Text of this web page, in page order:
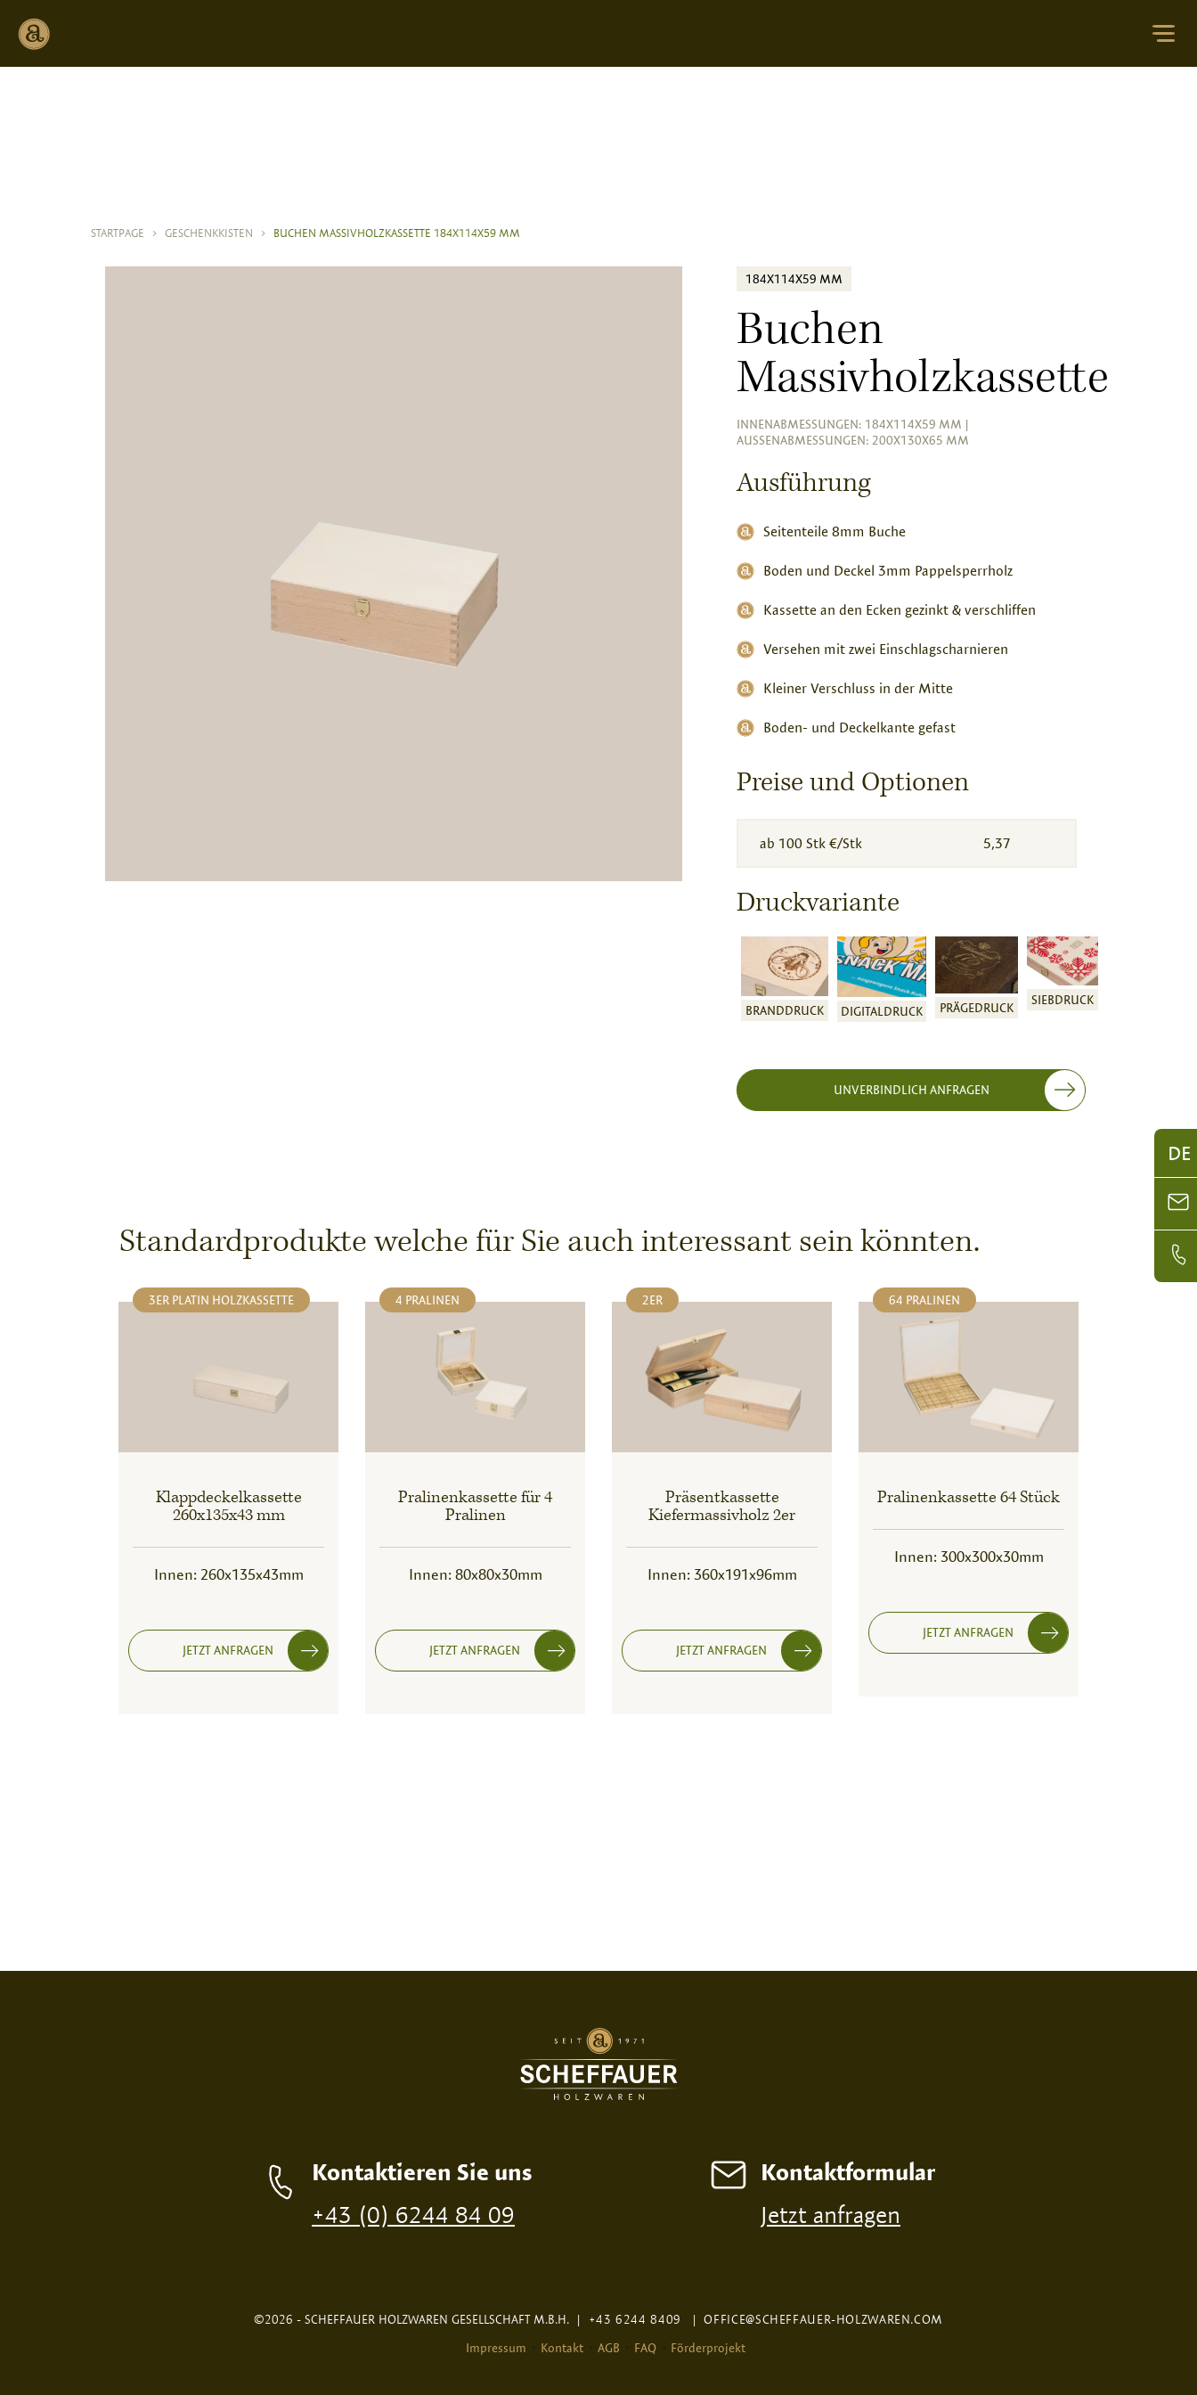
STARTPAGE > GESCHENKKISTEN > BUCHEN MASSIVHOLZKASSETTE 184X114X59 MM
184X114X59 MM
Buchen
Massivholzkassette
INNENABMESSUNGEN: 184X114X59 MM |
AUSSENABMESSUNGEN: 200X130X65 MM
Ausführung
Seitenteile 8mm Buche
Boden und Deckel 3mm Pappelsperrholz
Kassette an den Ecken gezinkt & verschliffen
Versehen mit zwei Einschlagscharnieren
Kleiner Verschluss in der Mitte
Boden- und Deckelkante gefast
Preise und Optionen
ab 100 Stk €/Stk 5,37
Druckvariante
BRANDDRUCK DIGITALDRUCK PRÄGEDRUCK SIEBDRUCK
UNVERBINDLICH ANFRAGEN
Standardprodukte welche für Sie auch interessant sein könnten.
3ER PLATIN HOLZKASSETTE
Klappdeckelkassette
260x135x43 mm
Innen: 260x135x43mm
JETZT ANFRAGEN
4 PRALINEN
Pralinenkassette für 4
Pralinen
Innen: 80x80x30mm
JETZT ANFRAGEN
2ER
Präsentkassette
Kiefermassivholz 2er
Innen: 360x191x96mm
JETZT ANFRAGEN
64 PRALINEN
Pralinenkassette 64 Stück
Innen: 300x300x30mm
JETZT ANFRAGEN
Kontaktieren Sie uns
+43 (0) 6244 84 09
Kontaktformular
Jetzt anfragen
©2026 - SCHEFFAUER HOLZWAREN GESELLSCHAFT M.B.H. | +43 6244 8409 | OFFICE@SCHEFFAUER-HOLZWAREN.COM
Impressum
Kontakt AGB FAQ Förderprojekt
DE